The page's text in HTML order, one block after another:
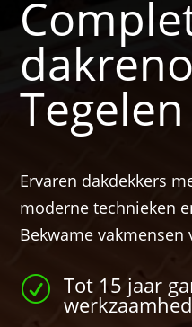
Tegelen
Ervaren dakdekkers
moderne technieken
Bekwame vakmensen
R Tot 15 jaar